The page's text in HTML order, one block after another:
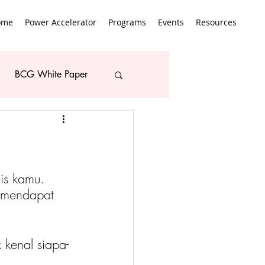
Power Accelerator Programs Events Resources
BCG White Paper
kamu.
siapa-